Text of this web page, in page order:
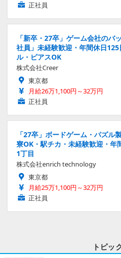
正社員
「新卒・27卒」ゲーム会社のバ
社員」未経験歓迎・年間休日
ル・ピアスOK
株式会社Creer
東京都
月給26万1,100円～32万円
正社員
「27卒」ボードゲーム・パズル
寮OK・駅チカ・未経験歓迎・年
1丁目
株式会社enrich technology
東京都
月給25万1,100円～32万円
正社員
トピッ